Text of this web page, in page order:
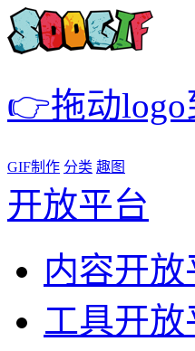
👉拖动
GIF制作 分类 趣图
开放平台
内容开放
工具开放